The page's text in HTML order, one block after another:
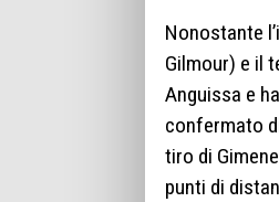
Nonostante
Gilmour) e il
Anguissa e
confermato
tiro di
punti di